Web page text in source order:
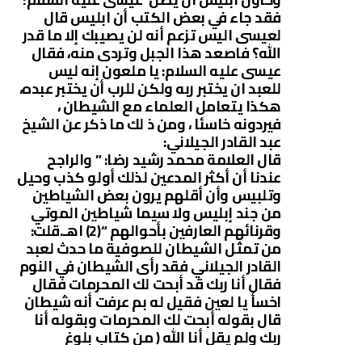
فقد جاء في بعض الكتب أن ابليس قال
لعيسى اليس تزعم أنه لن يصيبك إلا ما قدر
الله؟ فاصعد هذا الجبل وتردى منه، فقال
عيسى عليه السلام: يا ملعون إنه ليس
للعبد ان يختبر ربه ولكن للرب أن يختبر عبده،
هكذا يتعامل العلماء مع الشيطان ،
فيردونه خاسئا ، ومن ذ لك ما ذكر عن الشيخ
عبد القادر الجيلاني:
قال العلامة محمد رشيد رضا: ” والراجح
عندنا أن أكثر المدعين لذلك أولو كذب وحيل
وتلبيس وأن أقلهم يرون بعض الشياطين
من جند إبليس ولا سيما شياطين الموتي
وقرنائهم العارفين بأحوالهم “(2) اهـ.قلت:
من تمثل الشيطان للصوفية ما حدث لعبد
القادر الجيلاني فقد رأى الشيطان في النوم
فقال أنا ربك قد أبحت لك المحرمات فقال
اخسأ يا لعين فقيل له بم عرفت أنه شيطان
قال بقوله أبحت لك المحرمات وبقوله أنا
ربك ولم يقل أنا الله ( من كتاب بلوغ